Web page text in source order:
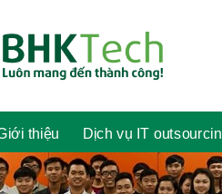
thiệu Dịch vụ IT